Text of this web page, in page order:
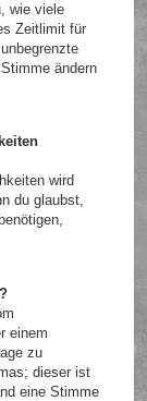
wie viele
Zeitlimit für
ändern
wird
du glaubst,
einem
zu
dieser ist
eine Stimme